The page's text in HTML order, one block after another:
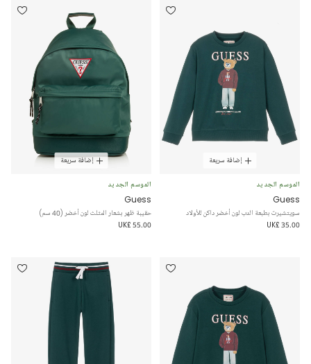
إضافة سريعة
الموسم الجديد
Guess
سويتشيرت بطبعة الدب لون أخضر داكن للأولاد
UK£ 35.00
إضافة سريعة
الموسم الجديد
Guess
حقيبة ظهر بشعار المثلث لون أخضر (40 سم)
UK£ 55.00